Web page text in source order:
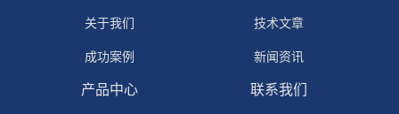
关于我们
成功案例
技术文章
新闻资讯
产品中心 联系我们